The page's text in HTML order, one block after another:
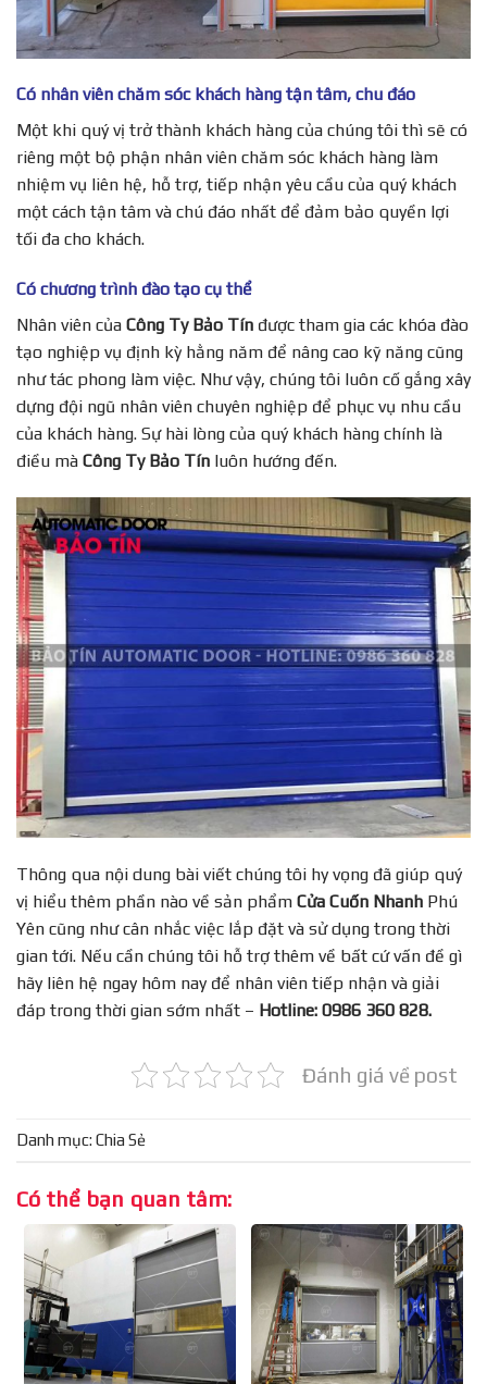
Có nhân viên chăm sóc khách hàng tận tâm, chu đáo
Một khi quý vị trở thành khách hàng của chúng tôi thì sẽ có
riêng một bộ phận nhân viên chăm sóc khách hàng làm
nhiệm vụ liên hệ, hỗ trợ, tiếp nhận yêu cầu của quý khách
một cách tận tâm và chú đáo nhất để đảm bảo quyền lợi
tối đa cho khách.
Có chương trình đào tạo cụ thể
Nhân viên của Công Ty Bảo Tín được tham gia các khóa đào
tạo nghiệp vụ định kỳ hằng năm để nâng cao kỹ năng cũng
như tác phong làm việc. Như vậy, chúng tôi luôn cố gắng xây
dựng đội ngũ nhân viên chuyên nghiệp để phục vụ nhu cầu
của khách hàng. Sự hài lòng của quý khách hàng chính là
điều mà Công Ty Bảo Tín luôn hướng đến.
Thông qua nội dung bài viết chúng tôi hy vọng đã giúp quý
vị hiểu thêm phần nào về sản phẩm Cửa Cuốn Nhanh Phú
Yên cũng như cân nhắc việc lắp đặt và sử dụng trong thời
gian tới. Nếu cần chúng tôi hỗ trợ thêm về bất cứ vấn đề gì
hãy liên hệ ngay hôm nay để nhân viên tiếp nhận và giải
đáp trong thời gian sớm nhất – Hotline: 0986 360 828.
Đánh giá về post
Danh mục: Chia Sẻ
Có thể bạn quan tâm: